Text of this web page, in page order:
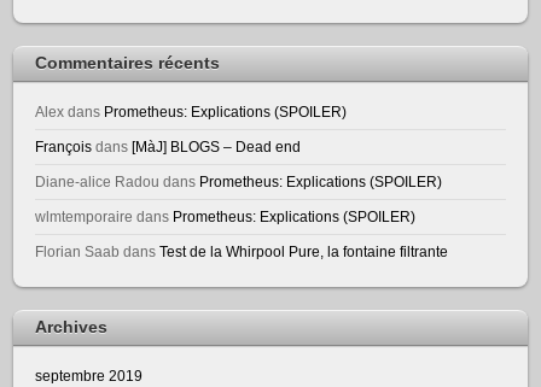
Commentaires récents
Alex dans Prometheus: Explications (SPOILER)
François dans [MàJ] BLOGS – Dead end
Diane-alice Radou dans Prometheus: Explications (SPOILER)
wlmtemporaire dans Prometheus: Explications (SPOILER)
Florian Saab dansTest de la Whirpool Pure, la fontaine filtrante
Archives
septembre 2019